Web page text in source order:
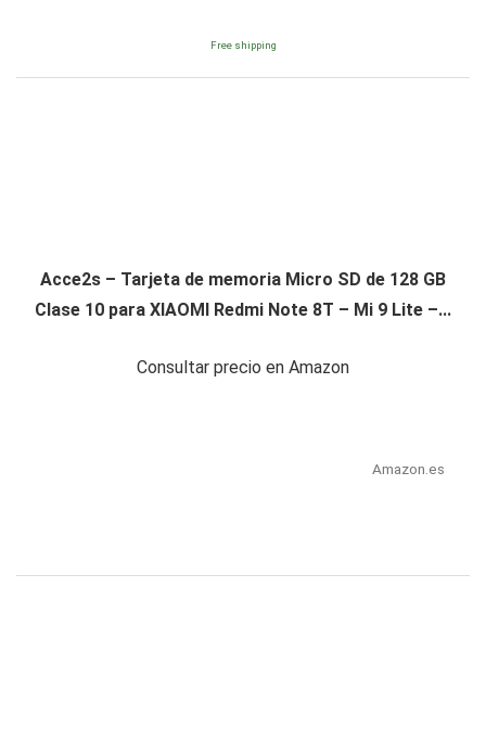
Free shipping
Acce2s – Tarjeta de memoria Micro SD de 128 GB
Clase 10 para XIAOMI Redmi Note 8T – Mi 9 Lite –...
Consultar precio en Amazon
Amazon.es